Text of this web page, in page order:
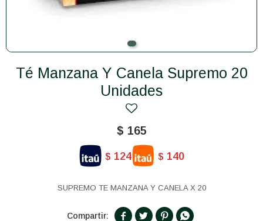
Té Manzana Y Canela Supremo 20
Unidades
$ 165
$ 124 $ 140
SUPREMO TE MANZANA Y CANELA X 20
   